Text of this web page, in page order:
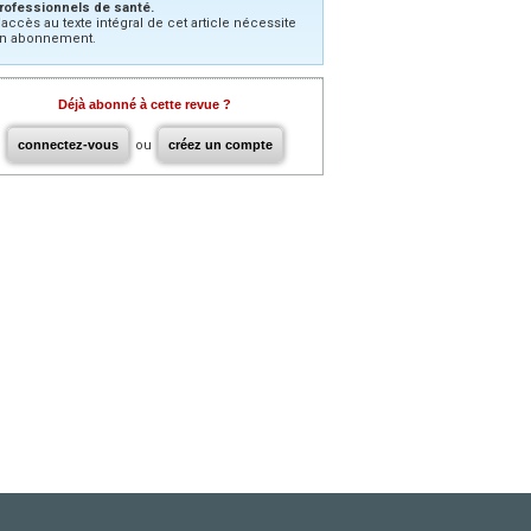
de santé.
au texte intégral de cet article nécessite
abonnement.
Déjà abonné à cette revue ?
connectez-vous ou créez un compte